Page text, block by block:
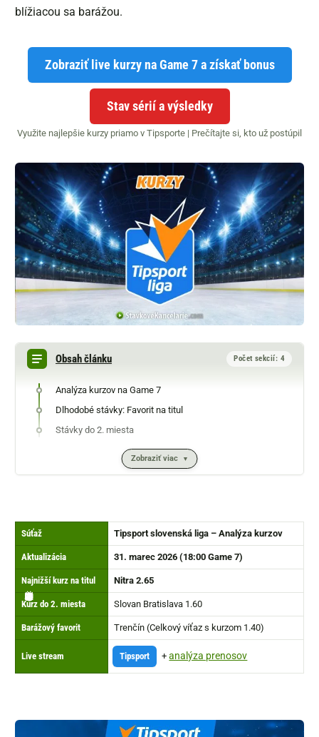
blížiacou sa barážou.
Zobraziť live kurzy na Game 7 a získať bonus
Stav sérií a výsledky
Využite najlepšie kurzy priamo v Tipsporte | Prečítajte si, kto už postúpil
Obsah článku Počet sekcií: 4
Analýza kurzov na Game 7
Dlhodobé stávky: Favorit na titul
Stávky do 2. miesta
Zobraziť viac
🏒
Súťaž Tipsport slovenská liga – Analýza kurzov
⏰
Aktualizácia 31. marec 2026 (18:00 Game 7)
📈
Najnižší kurz na titul
Nitra 2.65
🥈
Kurz do 2. miesta Slovan Bratislava 1.60
🥊
Barážový favorit Trenčín (Celkový víťaz s kurzom 1.40)
📺
Live stream Tipsport +analýza prenosov